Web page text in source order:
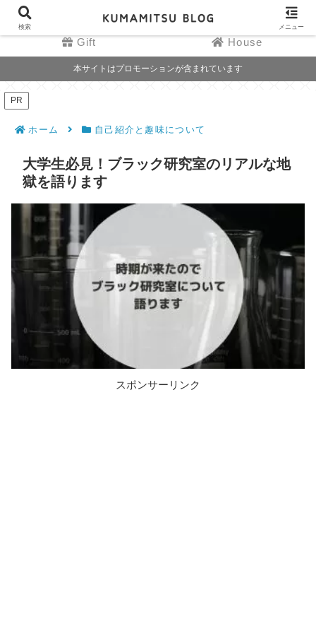
Gift House
本サイトはプロモーションが含まれています
PR
ホーム 自己紹介と趣味について
大学生必見！ブラック研究室のリアルな地
獄を語ります
スポンサーリンク
検索 メニュー